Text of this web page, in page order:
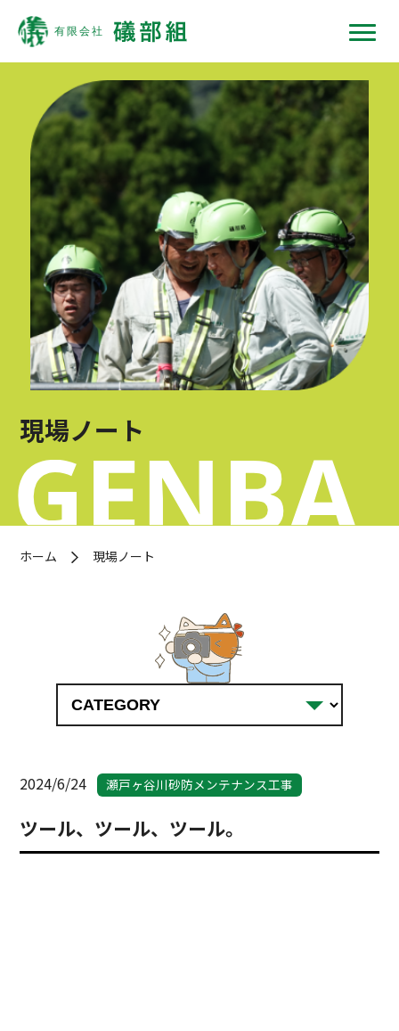
礒部組について
現場ではたらくひと
現場ではたらく機械
現場ノート
採用情報
協力会社の皆様へ
OFFICIAL SNS
現場ノート
ホーム 現場ノート
2024/6/24 瀬戸ヶ谷川砂防メンテナンス工事
ツール、ツール、ツール。